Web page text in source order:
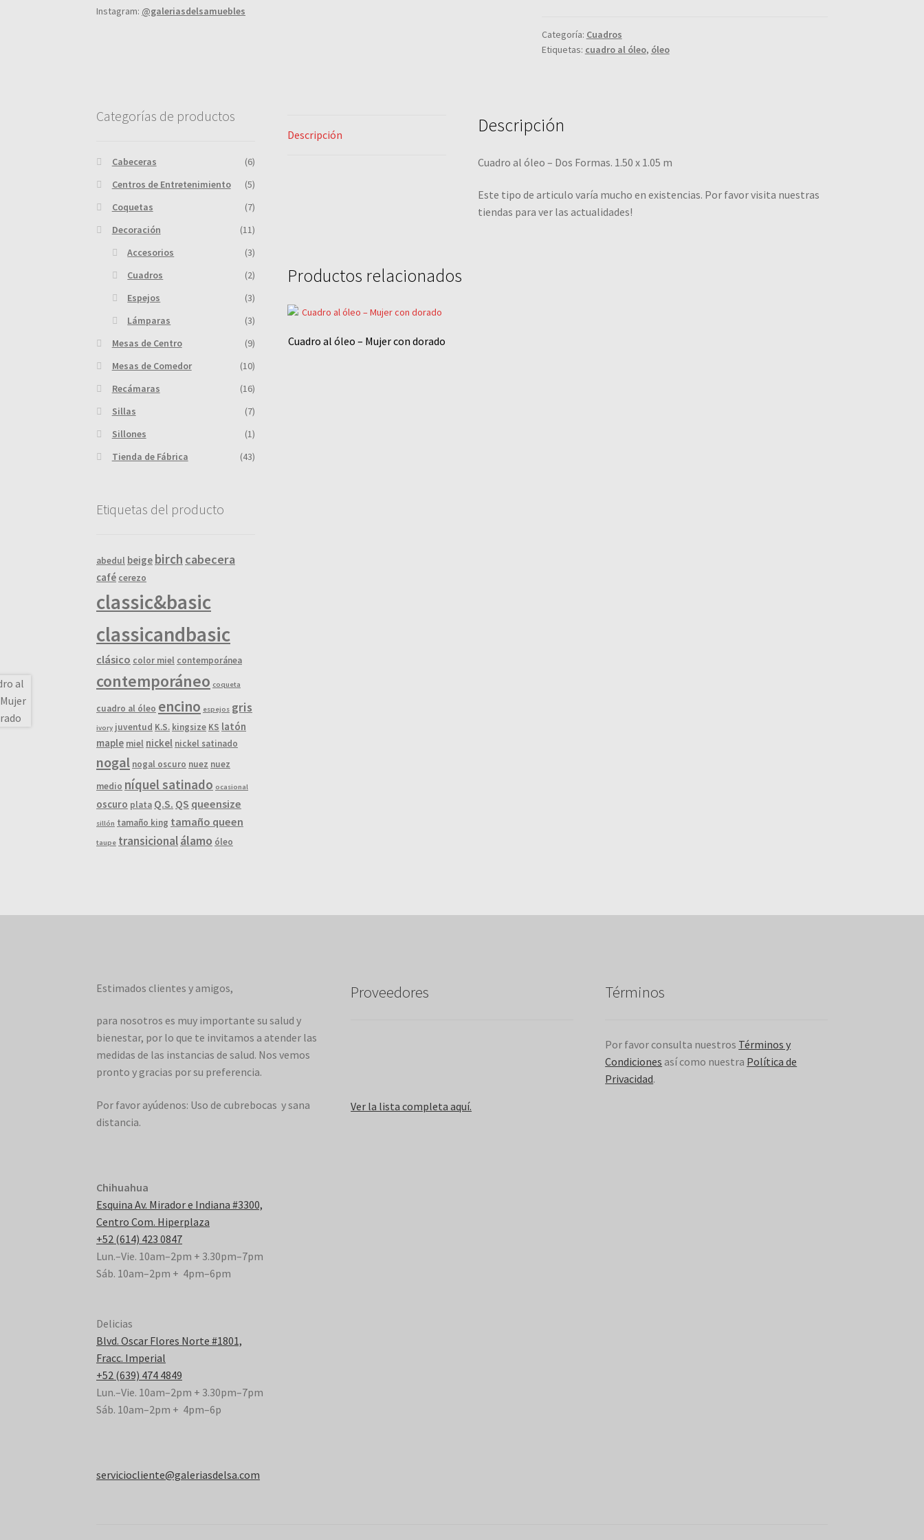
Categoría: Cuadros
Etiquetas: cuadro al óleo, óleo
Descripción Descripción
Cuadro al óleo – Dos Formas. 1.50 x 1.05 m
Este tipo de articulo varía mucho en existencias. Por favor visita nuestras
tiendas para ver las actualidades!
Productos relacionados
Cuadro al óleo – Mujer con dorado
Instagram: @galeriasdelsamuebles
Categorías de productos
Cabeceras
(6)
Centros de Entretenimiento
(5)
Coquetas
(7)
Decoración
(11)
Accesorios
(3)
Cuadros
(2)
Espejos
(3)
Lámparas
(3)
Mesas de Centro
(9)
Mesas de Comedor
(10)
Recámaras
(16)
Sillas
(7)
Sillones
(1)
Tienda de Fábrica
(43)
Etiquetas del producto
abedul beige birch cabecera
café cerezo
classic&basic
classicandbasic
clásico color miel contemporánea
contemporáneo coqueta
cuadro al óleo encino espejos gris
ivory juventud K.S. kingsize KS latón
maple miel nickel nickel satinado
nogal nogal oscuro nuez nuez
medio níquel satinado ocasional
oscuro plata Q.S. QS queensize
sillón tamaño king tamaño queen
taupe transicionalálamo óleo
Estimados clientes y amigos,
para nosotros es muy importante su salud y
bienestar, por lo que te invitamos a atender las
medidas de las instancias de salud. Nos vemos
pronto y gracias por su preferencia.
Por favor ayúdenos: Uso de cubrebocas y sana
distancia.
Chihuahua
Esquina Av. Mirador e Indiana #3300,
Centro Com. Hiperplaza
+52 (614) 423 0847
Lun.–Vie. 10am–2pm + 3.30pm–7pm
Sáb. 10am–2pm + 4pm–6pm
Delicias
Blvd. Oscar Flores Norte #1801,
Fracc. Imperial
+52 (639) 474 4849
Lun.–Vie. 10am–2pm + 3.30pm–7pm
Sáb. 10am–2pm + 4pm–6p
serviciocliente@galeriasdelsa.com
Proveedores
Ver la lista completa aquí.
Términos
Por favor consulta nuestros Términos y
Condiciones así como nuestra Política de
Privacidad.